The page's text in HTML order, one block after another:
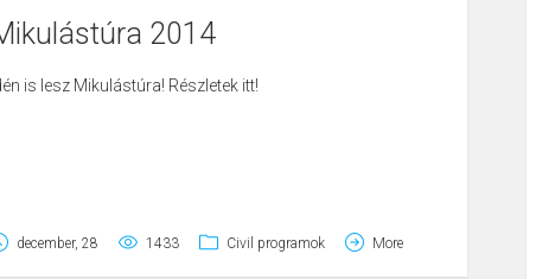
2014
is lesz Mikulástúra! Részletek itt!
december, 28 1433 Civil programok More